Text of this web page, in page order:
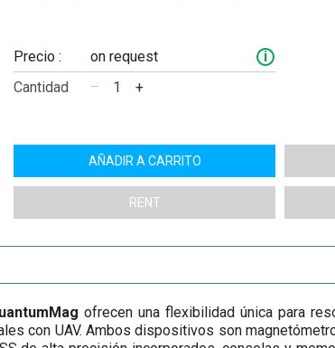
Precio : on request
i
Cantidad
– +
AÑADIR A CARRITO
RENT
ofrecen una flexibilidad única para
con UAV. Ambos dispositivos son